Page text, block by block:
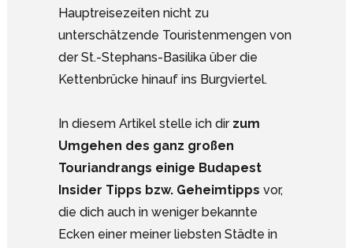
Hauptreisezeiten nicht zu
unterschätzende Touristenmengen von
der St.-Stephans-Basilika über die
Kettenbrücke hinauf ins Burgviertel.
In diesem Artikel stelle ich dir zum
Umgehen des ganz großen
Touriandrangs einige Budapest
Insider Tipps bzw. Geheimtipps vor,
die dich auch in weniger bekannte
Ecken einer meiner liebsten Städte in